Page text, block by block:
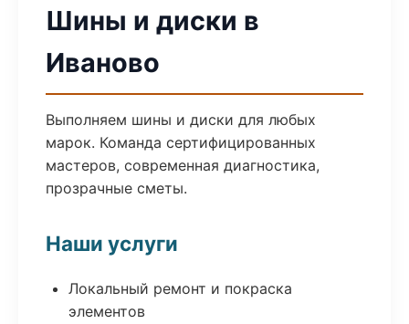
Шины и диски в
Иваново
Выполняем шины и диски для любых
марок. Команда сертифицированных
мастеров, современная диагностика,
прозрачные сметы.
Наши услуги
Локальный ремонт и покраска
элементов